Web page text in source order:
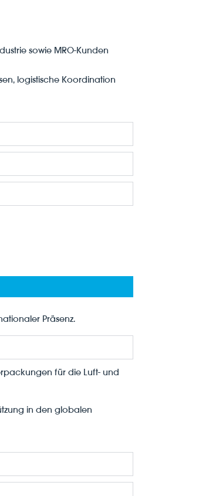
sowie MRO-Kunden
logistische Koordination
Präsenz.
für die Luft- und
in den globalen